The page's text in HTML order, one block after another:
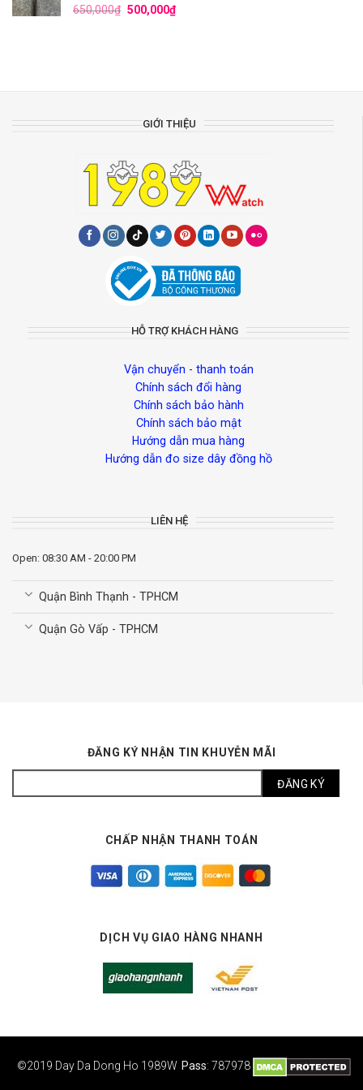
650,000₫ 500,000₫
GIỚI THIỆU
HỖ TRỢ KHÁCH HÀNG
Vận chuyển - thanh toán
Chính sách đổi hàng
Chính sách bảo hành
Chính sách bảo mật
Hướng dẫn mua hàng
Hướng dẫn đo size dây đồng hồ
LIÊN HỆ
Open: 08:30 AM - 20:00 PM
Quận Bình Thạnh - TPHCM
Quận Gò Vấp - TPHCM
ĐĂNG KÝ NHẬN TIN KHUYỄN MÃI
CHẤP NHẬN THANH TOÁN
DỊCH VỤ GIAO HÀNG NHANH
©2019 Day Da Dong Ho 1989W Pass: 787978